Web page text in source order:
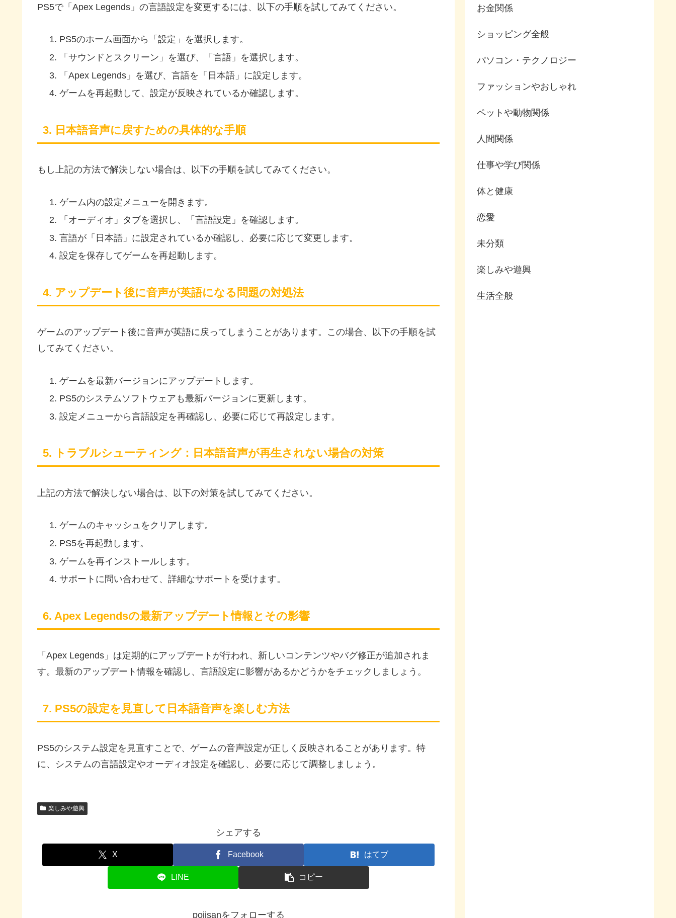
PS5で「Apex Legends」の言語設定を変更するには、以下の手順を試してみてください。
PS5のホーム画面から「設定」を選択します。
「サウンドとスクリーン」を選び、「言語」を選択します。
「Apex Legends」を選び、言語を「日本語」に設定します。
ゲームを再起動して、設定が反映されているか確認します。
3. 日本語音声に戻すための具体的な手順
もし上記の方法で解決しない場合は、以下の手順を試してみてください。
ゲーム内の設定メニューを開きます。
「オーディオ」タブを選択し、「言語設定」を確認します。
言語が「日本語」に設定されているか確認し、必要に応じて変更します。
設定を保存してゲームを再起動します。
4. アップデート後に音声が英語になる問題の対処法
ゲームのアップデート後に音声が英語に戻ってしまうことがあります。この場合、以下の手順を試
してみてください。
ゲームを最新バージョンにアップデートします。
PS5のシステムソフトウェアも最新バージョンに更新します。
設定メニューから言語設定を再確認し、必要に応じて再設定します。
5. トラブルシューティング：日本語音声が再生されない場合の対策
上記の方法で解決しない場合は、以下の対策を試してみてください。
ゲームのキャッシュをクリアします。
PS5を再起動します。
ゲームを再インストールします。
サポートに問い合わせて、詳細なサポートを受けます。
6. Apex Legendsの最新アップデート情報とその影響
「Apex Legends」は定期的にアップデートが行われ、新しいコンテンツやバグ修正が追加されま
す。最新のアップデート情報を確認し、言語設定に影響があるかどうかをチェックしましょう。
7. PS5の設定を見直して日本語音声を楽しむ方法
PS5のシステム設定を見直すことで、ゲームの音声設定が正しく反映されることがあります。特
に、システムの言語設定やオーディオ設定を確認し、必要に応じて調整しましょう。
楽しみや遊興
シェアする
X Facebook はてブ
LINE コピー
pojisanをフォローする
お金関係
ショッピング全般
パソコン・テクノロジー
ファッションやおしゃれ
ペットや動物関係
人間関係
仕事や学び関係
体と健康
恋愛
未分類
楽しみや遊興
生活全般